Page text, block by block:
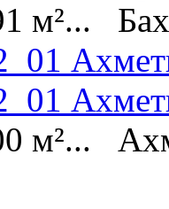
м²...
м²...